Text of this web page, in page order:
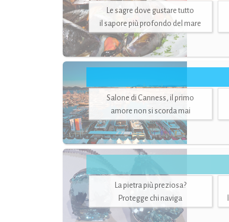
Le sagre dove gustare tutto
il sapore più profondo del mare
Salone di Canness, il primo
amore non si scorda mai
La pietra più preziosa?
Protegge chi naviga